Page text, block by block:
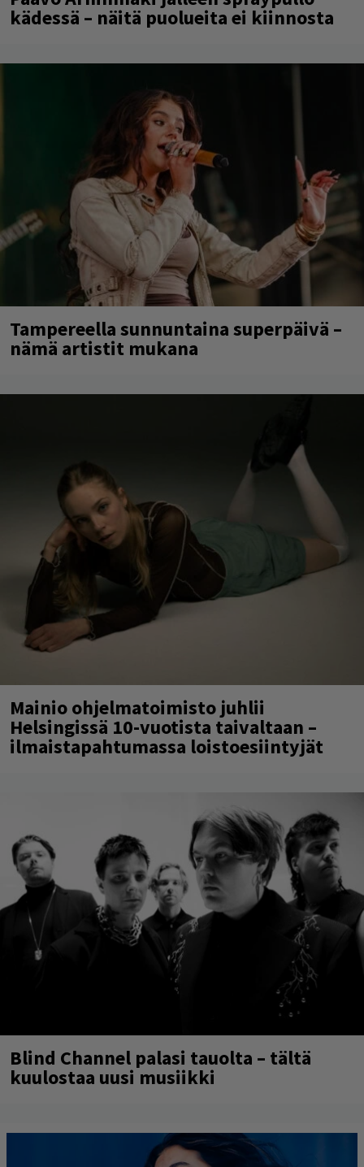
kädessä – näitä puolueita ei kiinnosta
Tampereella sunnuntaina superpäivä –
nämä artistit mukana
Mainio ohjelmatoimisto juhlii
Helsingissä 10-vuotista taivaltaan –
ilmaistapahtumassa loistoesiintyjät
Blind Channel palasi tauolta – tältä
kuulostaa uusi musiikki